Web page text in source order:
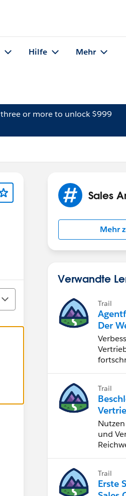
Hilfe Mehr
three or more to unlock $999
Sales
Mehr
Verwandte
Trail
Der
Sie
Trail
Sales
und
Trail
Erste